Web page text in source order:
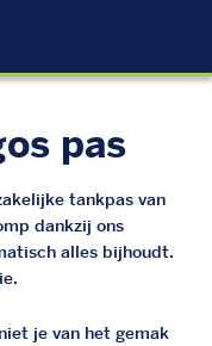
pas
tankpas van
dankzij ons
alles bijhoudt.
je van het gemak